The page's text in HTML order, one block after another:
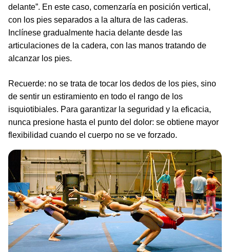
delante”. En este caso, comenzaría en posición vertical,
con los pies separados a la altura de las caderas.
Inclínese gradualmente hacia delante desde las
articulaciones de la cadera, con las manos tratando de
alcanzar los pies.
Recuerde: no se trata de tocar los dedos de los pies, sino
de sentir un estiramiento en todo el rango de los
isquiotibiales. Para garantizar la seguridad y la eficacia,
nunca presione hasta el punto del dolor: se obtiene mayor
flexibilidad cuando el cuerpo no se ve forzado.